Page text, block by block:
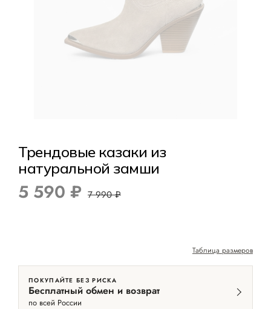
Трендовые казаки из
натуральной замши
5 590 ₽ 7 990 ₽
Таблица размеров
ПОКУПАЙТЕ БЕЗ РИСКА
Бесплатный обмен и возврат
по всей России